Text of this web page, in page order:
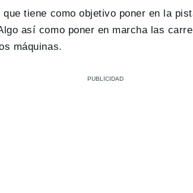
tiene como objetivo poner en la
así como poner en marcha las
máquinas.